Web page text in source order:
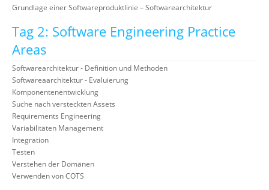
Grundlage einer Softwareproduktlinie – Softwarearchitektur
Tag 2: Software Engineering Practice
Areas
Softwarearchitektur - Definition und Methoden
Softwareaarchitektur - Evaluierung
Komponentenentwicklung
Suche nach versteckten Assets
Requirements Engineering
Variabilitäten Management
Integration
Testen
Verstehen der Domänen
Verwenden von COTS